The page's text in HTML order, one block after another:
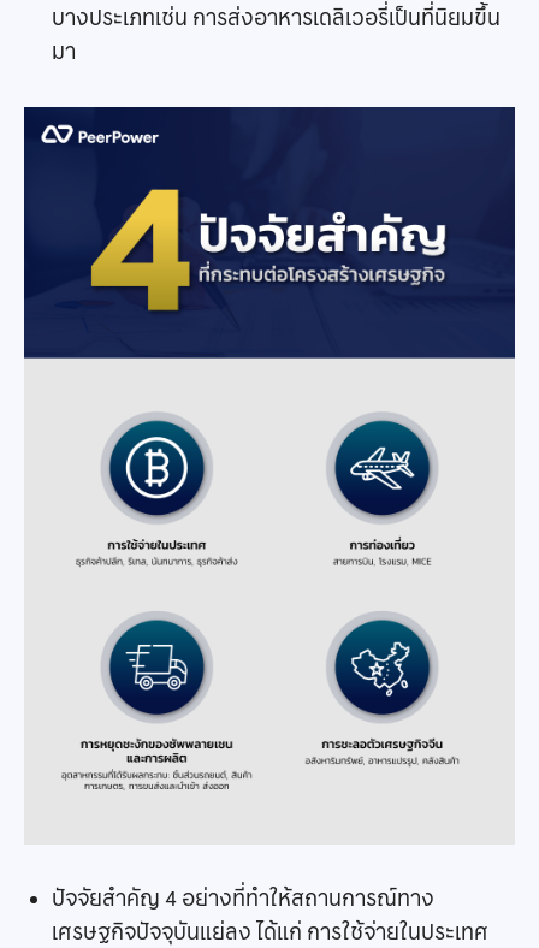
บางประเภทเช่น การส่งอาหารเดลิเวอรี่เป็นที่นิยมขึ้น
มา
ปัจจัยสำคัญ 4 อย่างที่ทำให้สถานการณ์ทาง
เศรษฐกิจปัจจุบันแย่ลง ได้แก่ การใช้จ่ายในประเทศ